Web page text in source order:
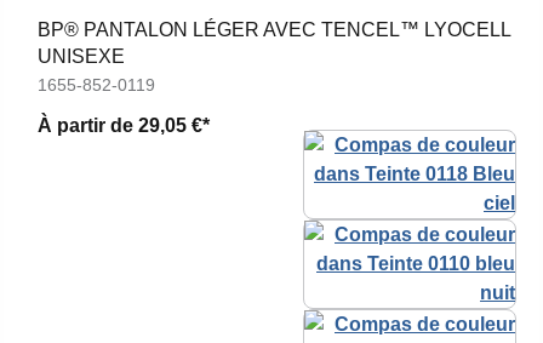
BP® PANTALON LÉGER AVEC TENCEL™ LYOCELL
UNISEXE
1655-852-0119
À partir de 29,05 €*